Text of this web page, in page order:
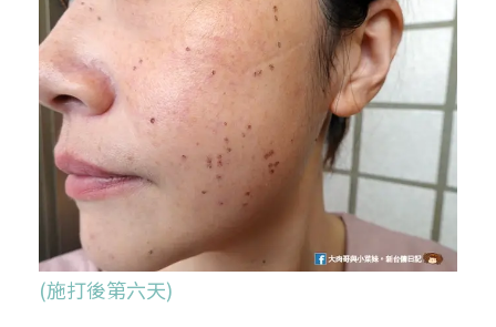
(施打後第六天)